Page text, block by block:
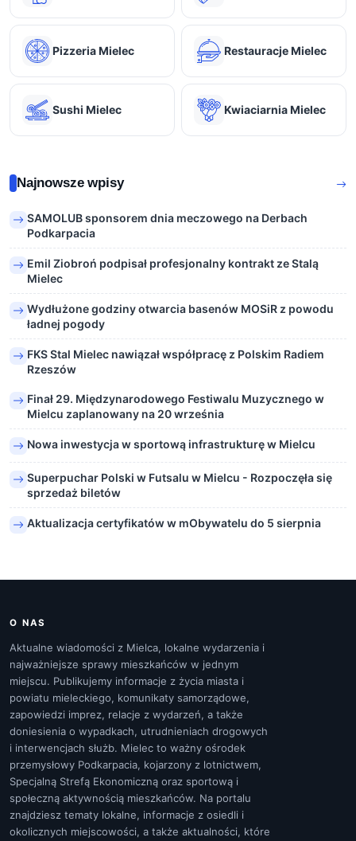
Pizzeria Mielec Restauracje Mielec
Sushi Mielec Kwiaciarnia Mielec
Najnowsze wpisy
SAMOLUB sponsorem dnia meczowego na Derbach
Podkarpacia
Emil Ziobroń podpisał profesjonalny kontrakt ze Stalą
Mielec
Wydłużone godziny otwarcia basenów MOSiR z powodu
ładnej pogody
FKS Stal Mielec nawiązał współpracę z Polskim Radiem
Rzeszów
Finał 29. Międzynarodowego Festiwalu Muzycznego w
Mielcu zaplanowany na 20 września
Nowa inwestycja w sportową infrastrukturę w Mielcu
Superpuchar Polski w Futsalu w Mielcu - Rozpoczęła się
sprzedaż biletów
Aktualizacja certyfikatów w mObywatelu do 5 sierpnia
O NAS
Aktualne wiadomości z Mielca, lokalne wydarzenia i
najważniejsze sprawy mieszkańców w jednym
miejscu. Publikujemy informacje z życia miasta i
powiatu mieleckiego, komunikaty samorządowe,
zapowiedzi imprez, relacje z wydarzeń, a także
doniesienia o wypadkach, utrudnieniach drogowych
i interwencjach służb. Mielec to ważny ośrodek
przemysłowy Podkarpacia, kojarzony z lotnictwem,
Specjalną Strefą Ekonomiczną oraz sportową i
społeczną aktywnością mieszkańców. Na portalu
znajdziesz tematy lokalne, informacje z osiedli i
okolicznych miejscowości, a także aktualności, które